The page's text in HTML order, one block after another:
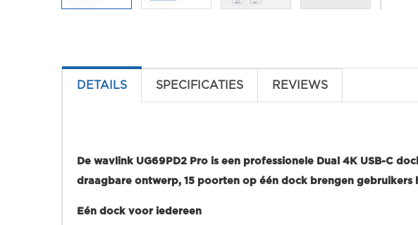
DETAILS SPECIFICATIES REVIEWS
De wavlink UG69PD2 Pro is een professionele Dual 4K USB-C
draagbare ontwerp, 15 poorten op één dock brengen
Eén dock voor iedereen